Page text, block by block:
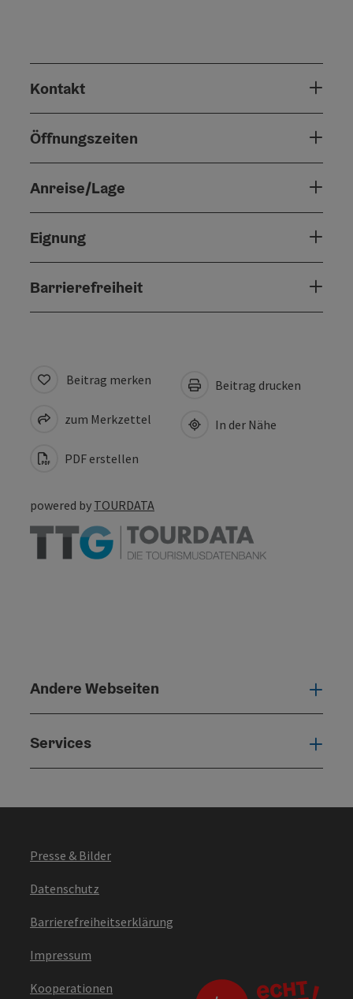
Kontakt
Öffnungszeiten
Anreise/Lage
Eignung
Barrierefreiheit
Beitrag merken
zum Merkzettel
PDF erstellen
Beitrag drucken
In der Nähe
powered by TOURDATA
Andere Webseiten
Services
Presse & Bilder
Datenschutz
Barrierefreiheitserklärung
Impressum
Kooperationen